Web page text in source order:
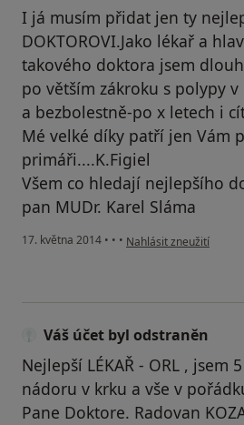
I já musím přidat jen ty
DOKTOROVI.Jako lékař a
takového doktora jsem
po větším zákroku s polypy v
a bezbolestně-po x letech i
Mé velké díky patří jen Vám
primáři....K.Figiel
Všem co hledají nejlepšího
pan MUDr. Karel Sláma
17. května 2014 • • • podle názoru uživatele
Nahlásit zneužití
Váš účet byl odstraněn
Nejlepší LÉKAŘ - ORL , jsem
nádoru v krku a vše v
Pane Doktore. Radovan